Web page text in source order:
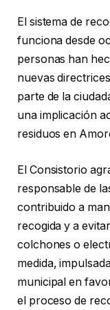
El sistema de
funciona desde
personas han
nuevas
parte de la
una implicación
residuos en
El Consistorio
responsable de
contribuido a
recogida y a
colchones o
medida,
municipal en
el proceso de